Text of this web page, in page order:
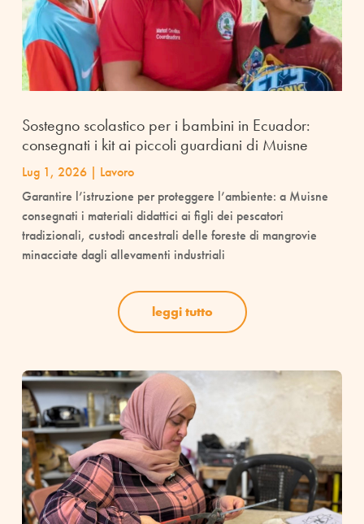
Sostegno scolastico per i bambini in Ecuador:
consegnati i kit ai piccoli guardiani di Muisne
Lug 1, 2026| Lavoro
Garantire l’istruzione per proteggere l’ambiente: a Muisne
consegnati i materiali didattici ai figli dei pescatori
tradizionali, custodi ancestrali delle foreste di mangrovie
minacciate dagli allevamenti industriali
leggi tutto